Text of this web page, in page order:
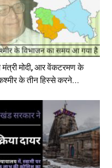
मंत्री मोदी, आर वेंकटरमण के
के तीन हिस्से करने...